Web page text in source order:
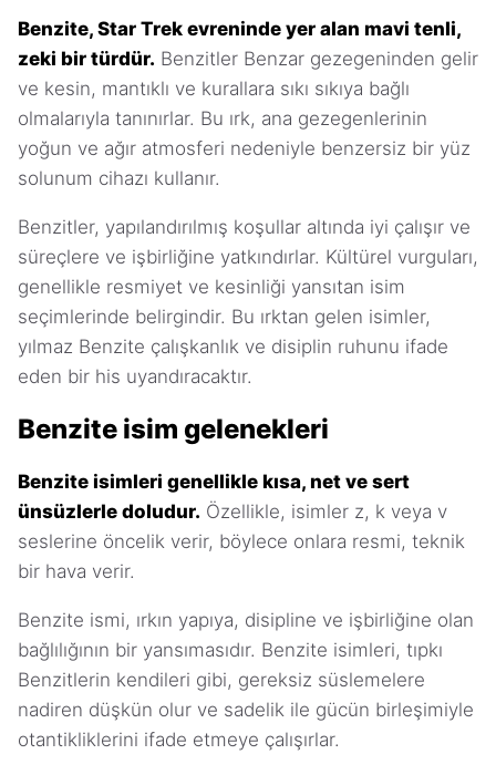
Benzite, Star Trek evreninde yer alan mavi tenli,
zeki bir türdür. Benzitler Benzar gezegeninden gelir
ve kesin, mantıklı ve kurallara sıkı sıkıya bağlı
olmalarıyla tanınırlar. Bu ırk, ana gezegenlerinin
yoğun ve ağır atmosferi nedeniyle benzersiz bir yüz
solunum cihazı kullanır.
Benzitler, yapılandırılmış koşullar altında iyi çalışır ve
süreçlere ve işbirliğine yatkındırlar. Kültürel vurguları,
genellikle resmiyet ve kesinliği yansıtan isim
seçimlerinde belirgindir. Bu ırktan gelen isimler,
yılmaz Benzite çalışkanlık ve disiplin ruhunu ifade
eden bir his uyandıracaktır.
Benzite isim gelenekleri
Benzite isimleri genellikle kısa, net ve sert
ünsüzlerle doludur. Özellikle, isimler z, k veya v
seslerine öncelik verir, böylece onlara resmi, teknik
bir hava verir.
Benzite ismi, ırkın yapıya, disipline ve işbirliğine olan
bağlılığının bir yansımasıdır. Benzite isimleri, tıpkı
Benzitlerin kendileri gibi, gereksiz süslemelere
nadiren düşkün olur ve sadelik ile gücün birleşimiyle
otantikliklerini ifade etmeye çalışırlar.